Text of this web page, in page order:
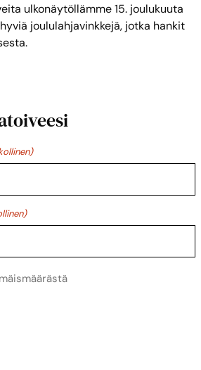
ulkonäytöllämme15. joulukuuta
joululahjavinkkejä, jotka hankit